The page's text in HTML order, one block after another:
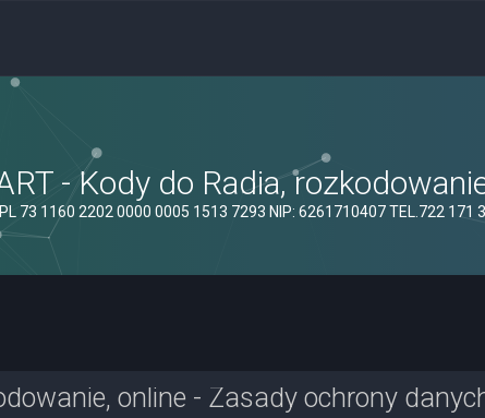
- Kody do Radia,
73 1160 2202 0000 0005 1513 7293 NIP: 6261710407 TEL.722 171
online - Zasady ochrony